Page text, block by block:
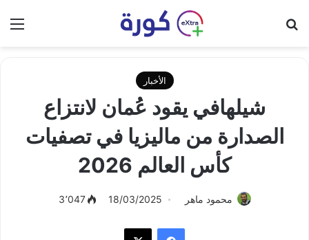
الأخبار
شيلهافي يقود عُمان لانتزاع
الصدارة من ماليزيا في تصفيات
كأس العالم 2026
محمود ماهر 18/03/2025 3٬047
فيسبوك